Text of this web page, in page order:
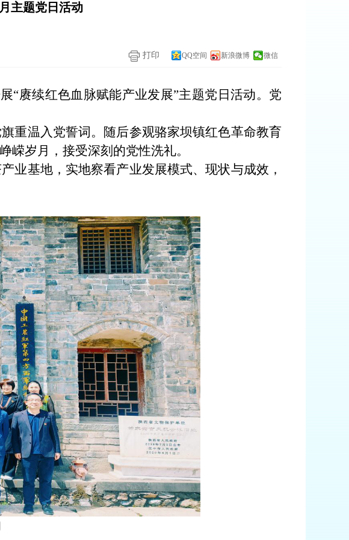
主题党日活动
打印 QQ空间 新浪微博 微信
“赓续红色血脉赋能产业发展”主题党日活动。党
重温入党誓词。随后参观骆家坝镇红色革命教育
嵘岁月，接受深刻的党性洗礼。
业基地，实地察看产业发展模式、现状与成效，